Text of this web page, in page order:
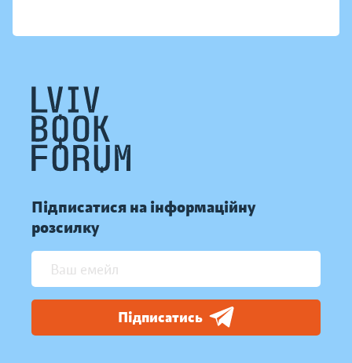
Підписатися на інформаційну
розсилку
Підписатись